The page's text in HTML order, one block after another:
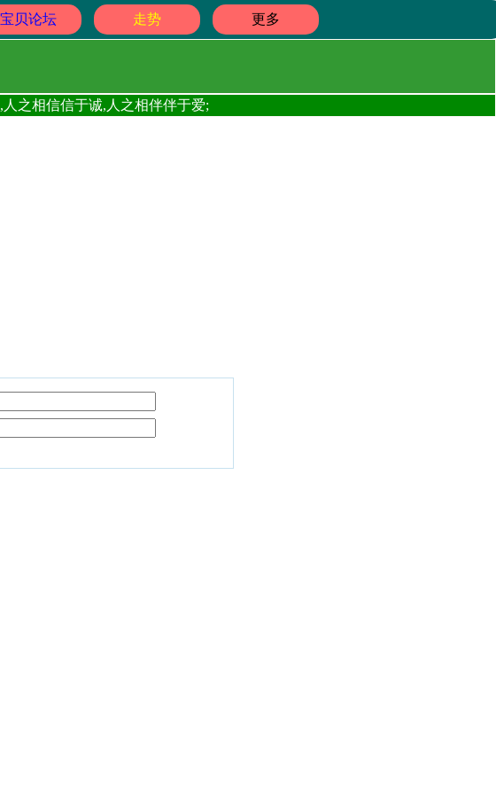
宝贝论坛 走势 更多
之相信信于诚,人之相伴伴于爱;